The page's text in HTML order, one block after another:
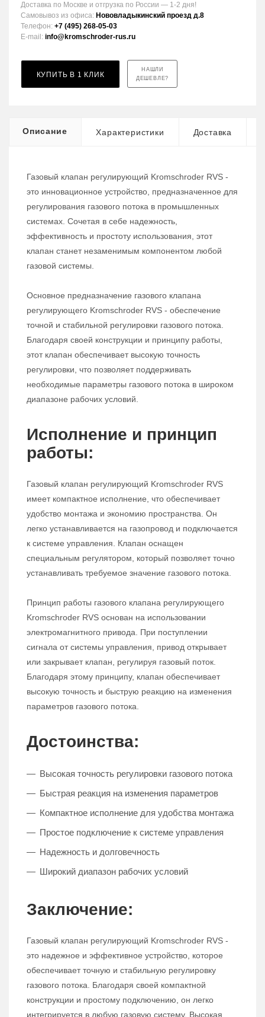
Доставка по Москве и отгрузка по России — 1-2 дня!
Самовывоз из офиса: Нововладыкинский проезд д.8
Телефон: +7 (495) 268-05-03
E-mail: info@kromschroder-rus.ru
КУПИТЬ В 1 КЛИК
НАШЛИ
ДЕШЕВЛЕ?
Описание Характеристики Доставка
Газовый клапан регулирующий Kromschroder RVS -
это инновационное устройство, предназначенное для
регулирования газового потока в промышленных
системах. Сочетая в себе надежность,
эффективность и простоту использования, этот
клапан станет незаменимым компонентом любой
газовой системы.
Основное предназначение газового клапана
регулирующего Kromschroder RVS - обеспечение
точной и стабильной регулировки газового потока.
Благодаря своей конструкции и принципу работы,
этот клапан обеспечивает высокую точность
регулировки, что позволяет поддерживать
необходимые параметры газового потока в широком
диапазоне рабочих условий.
Исполнение и принцип
работы:
Газовый клапан регулирующий Kromschroder RVS
имеет компактное исполнение, что обеспечивает
удобство монтажа и экономию пространства. Он
легко устанавливается на газопровод и подключается
к системе управления. Клапан оснащен
специальным регулятором, который позволяет точно
устанавливать требуемое значение газового потока.
Принцип работы газового клапана регулирующего
Kromschroder RVS основан на использовании
электромагнитного привода. При поступлении
сигнала от системы управления, привод открывает
или закрывает клапан, регулируя газовый поток.
Благодаря этому принципу, клапан обеспечивает
высокую точность и быструю реакцию на изменения
параметров газового потока.
Достоинства:
Высокая точность регулировки газового потока
Быстрая реакция на изменения параметров
Компактное исполнение для удобства монтажа
Простое подключение к системе управления
Надежность и долговечность
Широкий диапазон рабочих условий
Заключение:
Газовый клапан регулирующий Kromschroder RVS -
это надежное и эффективное устройство, которое
обеспечивает точную и стабильную регулировку
газового потока. Благодаря своей компактной
конструкции и простому подключению, он легко
интегрируется в любую газовую систему. Высокая